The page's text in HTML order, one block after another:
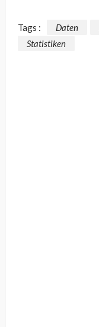
Tags : Daten
Statistiken